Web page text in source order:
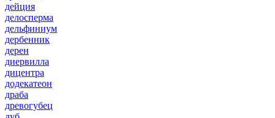
дейция
делосперма
дельфиниум
дербенник
дерен
диервилла
дицентра
додекатеон
драба
древогубец